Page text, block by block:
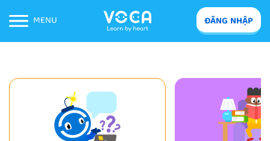
MENU ĐĂNG NHẬP